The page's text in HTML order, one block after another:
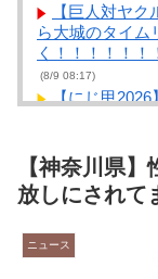
【巨人対ヤ
ら大城のタイム
く！！！！！！
(8/9 08:17)
【にじ甲2026
【にじ甲2026
園3連覇＆超名
した堅実×大胆
【R-18】や
す【オリジナ
【神奈川県
放しにされ
ニュース